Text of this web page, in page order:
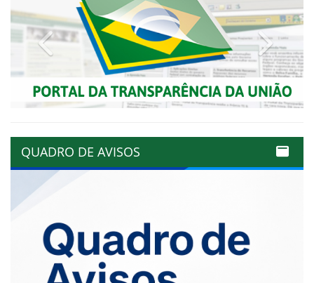
Previous Next
QUADRO DE AVISOS